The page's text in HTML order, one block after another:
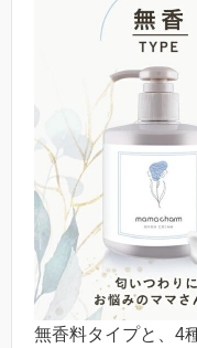
無香料タイプと、4